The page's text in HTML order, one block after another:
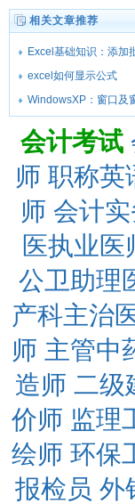
相关文章推荐
Excel基础知识：添加
excel如何显示公式
WindowsXP：窗口及
会计考试
师 职称英
师 会计
医执业医
公卫助理
产科主治
师 主管中
造师 二级
价师 监理
绘师 环保
报检员 外